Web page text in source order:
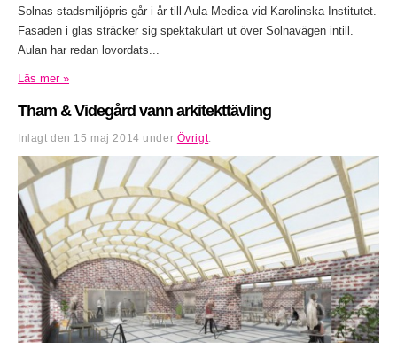
Solnas stadsmiljöpris går i år till Aula Medica vid Karolinska Institutet.
Fasaden i glas sträcker sig spektakulärt ut över Solnavägen intill.
Aulan har redan lovordats...
Läs mer »
Tham & Videgård vann arkitekttävling
Inlagt den 15 maj 2014 under Övrigt.